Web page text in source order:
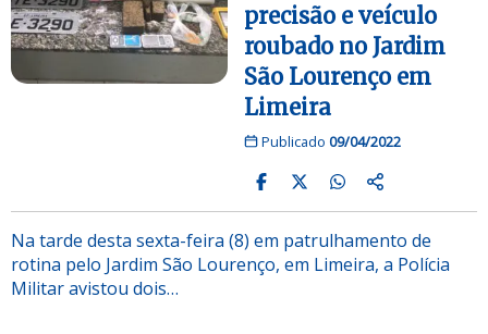
precisão e veículo
roubado no Jardim
São Lourenço em
Limeira
Publicado 09/04/2022
Na tarde desta sexta-feira (8) em patrulhamento de
rotina pelo Jardim São Lourenço, em Limeira, a Polícia
Militar avistou dois…